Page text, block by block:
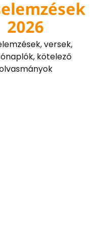
2026
versek,
kötelező